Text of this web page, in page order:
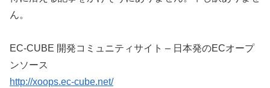
ん。
EC-CUBE 開発コミュニティサイト – 日本発のECオープ
ンソース
http://xoops.ec-cube.net/